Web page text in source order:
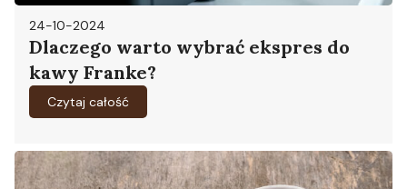
24-10-2024
Dlaczego warto wybrać ekspres do
kawy Franke?
Czytaj całość